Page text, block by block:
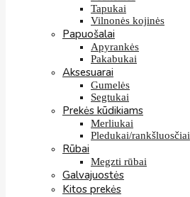
Tapukai
Vilnonės kojinės
Papuošalai
Apyrankės
Pakabukai
Aksesuarai
Gumelės
Segtukai
Prekės kūdikiams
Merliukai
Pledukai/rankšluosčiai
Rūbai
Megzti rūbai
Galvajuostės
Kitos prekės